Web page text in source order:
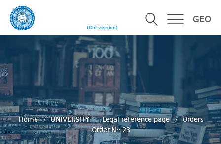
(Old version)
GEO
Home UNIVERSITY Legal reference page
Orders
Order N:: 23